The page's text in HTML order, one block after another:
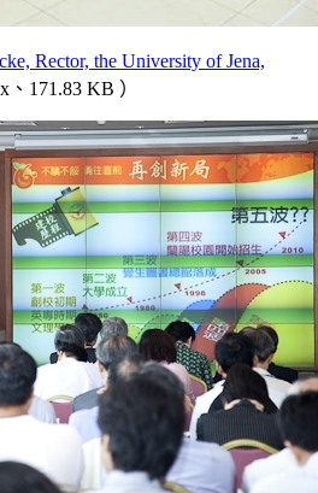
Rector, the University of Jena,
、171.83 KB ）